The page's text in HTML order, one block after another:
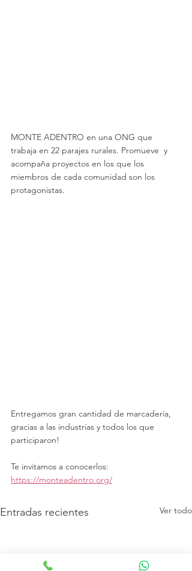
MONTE ADENTRO en una ONG que
trabaja en 22 parajes rurales. Promueve  y
acompaña proyectos en los que los
miembros de cada comunidad son los
protagonistas.
Entregamos gran cantidad de marcadería,
gracias a las industrias y todos los que
participaron!
Te invitamos a conocerlos:
https://monteadentro.org/
Entradas recientes Ver todo